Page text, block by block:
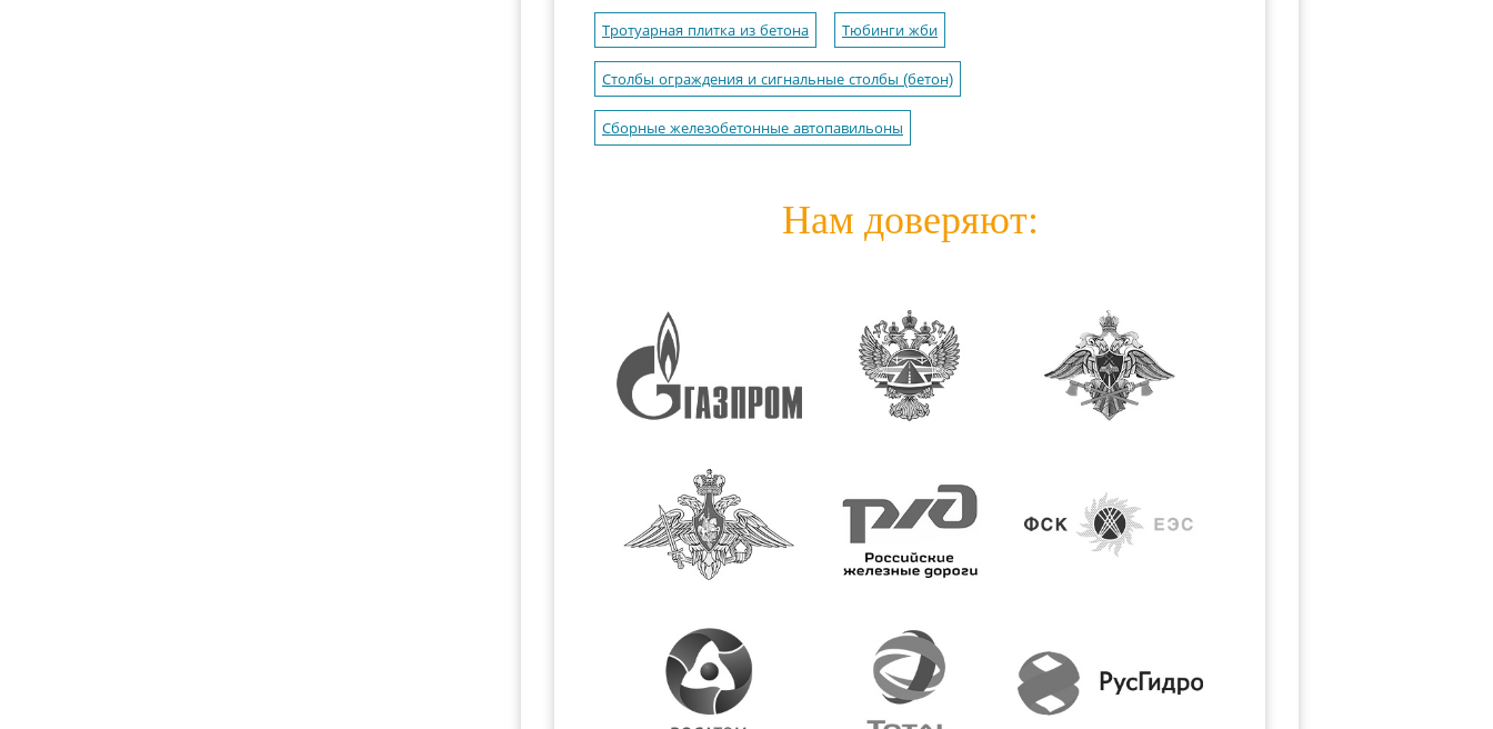
Тротуарная плитка из бетона Тюбинги жби
Столбы ограждения и сигнальные столбы (бетон)
Сборные железобетонные автопавильоны
Нам доверяют: